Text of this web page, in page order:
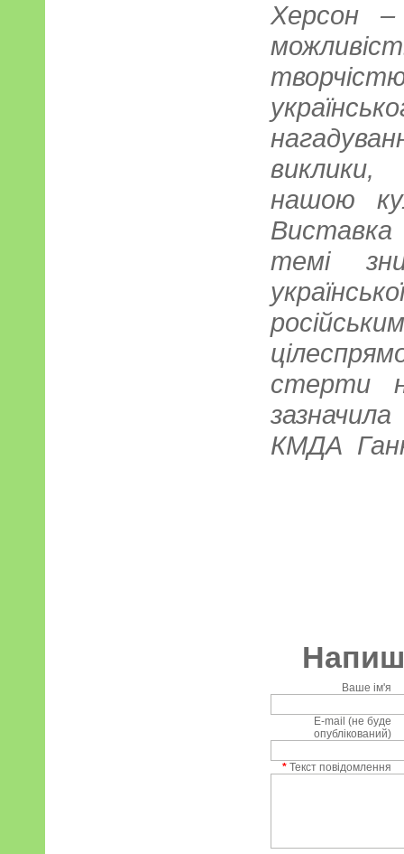
Херсон
нашою
темі
стерти
КМДА
Ваше ім'я
E-mail (не буде
опублікований)
* Текст повідомлення